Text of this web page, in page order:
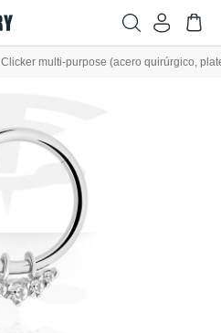
Clicker multi-purpose (acero quirúrgico,